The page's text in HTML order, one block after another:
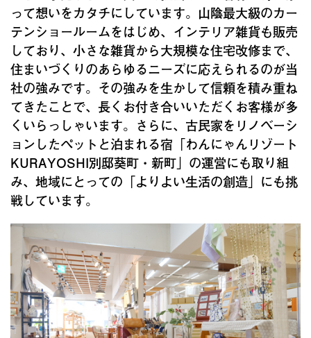
って想いをカタチにしています。山陰最大級のカー
テンショールームをはじめ、インテリア雑貨も販売
しており、小さな雑貨から大規模な住宅改修まで、
住まいづくりのあらゆるニーズに応えられるのが当
社の強みです。その強みを生かして信頼を積み重ね
てきたことで、長くお付き合いいただくお客様が多
くいらっしゃいます。さらに、古民家をリノベーシ
ョンしたペットと泊まれる宿「わんにゃんリゾート
KURAYOSHI別邸葵町・新町」の運営にも取り組
み、地域にとっての「よりよい生活の創造」にも挑
戦しています。